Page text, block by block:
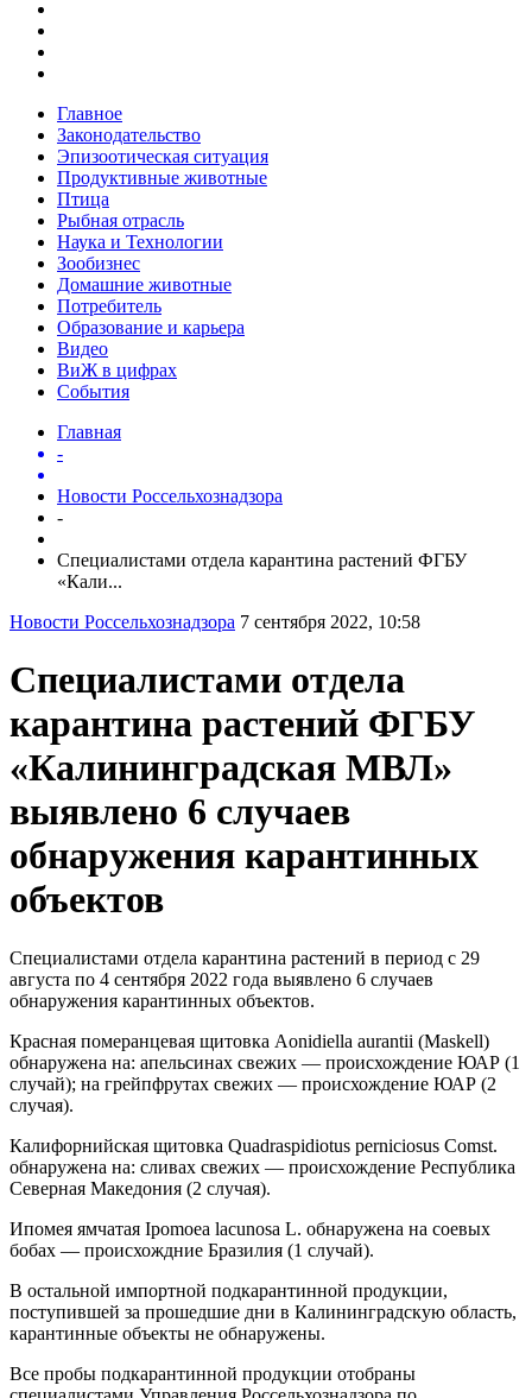
Главное
Законодательство
Эпизоотическая ситуация
Продуктивные животные
Птица
Рыбная отрасль
Наука и Технологии
Зообизнес
Домашние животные
Потребитель
Образование и карьера
Видео
ВиЖ в цифрах
События
Главная
-
Новости Россельхознадзора
-
Специалистами отдела карантина растений ФГБУ
«Кали...
Новости Россельхознадзора 7 сентября 2022, 10:58
Специалистами отдела
карантина растений ФГБУ
«Калининградская МВЛ»
выявлено 6 случаев
обнаружения карантинных
объектов
Специалистами отдела карантина растений в период с 29
августа по 4 сентября 2022 года выявлено 6 случаев
обнаружения карантинных объектов.
Красная померанцевая щитовка Aonidiella aurantii (Maskell)
обнаружена на: апельсинах свежих — происхождение ЮАР (1
случай); на грейпфрутах свежих — происхождение ЮАР (2
случая).
Калифорнийская щитовка Quadraspidiotus perniciosus Comst.
обнаружена на: сливах свежих — происхождение Республика
Северная Македония (2 случая).
Ипомея ямчатая Ipomoea lacunosa L. обнаружена на соевых
бобах — происхождние Бразилия (1 случай).
В остальной импортной подкарантинной продукции,
поступившей за прошедшие дни в Калининградскую область,
карантинные объекты не обнаружены.
Все пробы подкарантинной продукции отобраны